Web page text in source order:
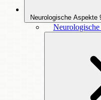
Neurologische Aspekte